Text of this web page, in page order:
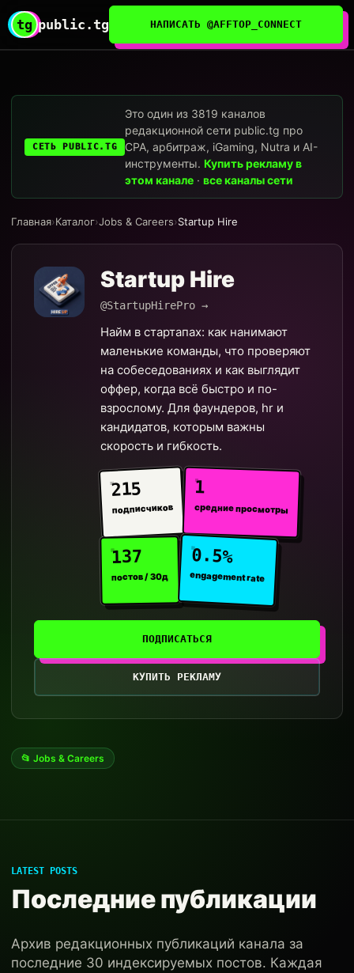
tg public.tg НАПИСАТЬ @AFFTOP_CONNECT
СЕТЬ PUBLIC.TG
Это один из 3819 каналов
редакционной сети public.tg про
CPA, арбитраж, iGaming, Nutra и AI-
инструменты.Купить рекламу в
этом канале ·все каналы сети
Главная›Каталог›Jobs & Careers›Startup Hire
Startup Hire
@StartupHirePro →
Найм в стартапах: как нанимают
маленькие команды, что проверяют
на собеседованиях и как выглядит
оффер, когда всё быстро и по-
взрослому. Для фаундеров, hr и
кандидатов, которым важны
скорость и гибкость.
215
подписчиков
1
средние просмотры
137
постов / 30д
0.5%
engagement rate
ПОДПИСАТЬСЯ
КУПИТЬ РЕКЛАМУ
📂 Jobs & Careers
LATEST POSTS
Последние публикации
Архив редакционных публикаций канала за
последние 30 индексируемых постов. Каждая